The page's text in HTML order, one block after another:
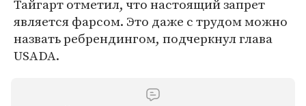
Тайгарт отметил, что настоящий запрет
является фарсом. Это даже с трудом можно
назвать ребрендингом, подчеркнул глава
USADA.